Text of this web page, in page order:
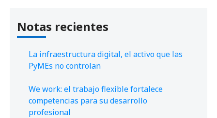
Notas recientes
La infraestructura digital, el activo que las
PyMEs no controlan
We work: el trabajo flexible fortalece
competencias para su desarrollo
profesional